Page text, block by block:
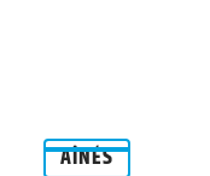
AÎNÉS